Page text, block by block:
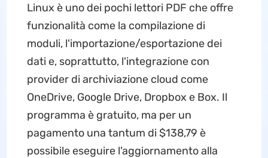
Linux è uno dei pochi lettori PDF che offre
funzionalità come la compilazione di
moduli, l'importazione/esportazione dei
dati e, soprattutto, l'integrazione con
provider di archiviazione cloud come
OneDrive, Google Drive, Dropbox e Box. Il
programma è gratuito, ma per un
pagamento una tantum di $138,79 è
possibile eseguire l'aggiornamento alla